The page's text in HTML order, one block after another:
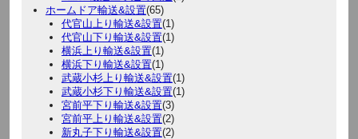
ホームドア輸送&設置(65)
代官山上り輸送&設置(1)
代官山下り輸送&設置(1)
横浜上り輸送&設置(1)
横浜下り輸送&設置(1)
武蔵小杉上り輸送&設置(1)
武蔵小杉下り輸送&設置(1)
宮前平下り輸送&設置(3)
宮前平上り輸送&設置(2)
新丸子下り輸送&設置(2)